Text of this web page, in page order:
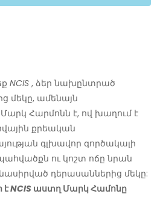
NCIS , ձեր նախընտրած
մեկը, ամենայն
Հարմոնն է, ով խաղում է
քրեական
գլխավոր գործակալի
ու կոշտ ոճը նրան
դերասաններից մեկը:
էNCIS աստղ Մարկ Համոնը